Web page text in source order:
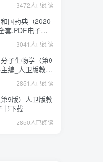
3472人已阅读
国药典（2020
套.PDF电子书
3041人已阅读
子生物学（第9
编_人卫版教
下载2851人已阅读
9版）人卫版教
书下载
2850人已阅读